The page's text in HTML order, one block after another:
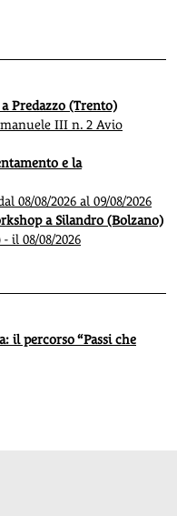
Predazzo (Trento)
III n. 2 Avio
e la
08/08/2026 al 09/08/2026
a Silandro (Bolzano)
il 08/08/2026
il percorso “Passi che